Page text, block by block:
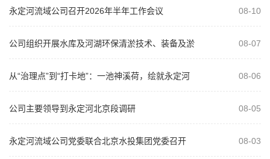
永定河流域公司召开2026年半年工作会议 08-10
公司组织开展水库及河湖环保清淤技术、装备及淤
08-07
从“治理点”到“打卡地”：一池神溪荷，绘就永定河
08-06
公司主要领导到永定河北京段调研 08-05
永定河流域公司党委联合北京水投集团党委召开
08-03